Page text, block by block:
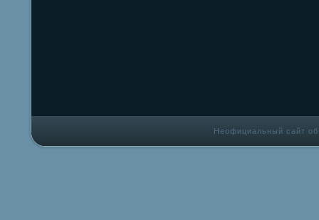
Неофициальный сайт